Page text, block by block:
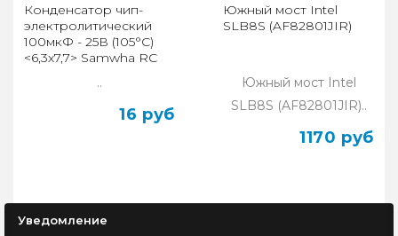
Конденсатор чип-
электролитический
100мкФ - 25В (105°C)
<6,3x7,7> Samwha RC
..
16 руб
Южный мост Intel
SLB8S (AF82801JIR)
Южный мост Intel
SLB8S (AF82801JIR)..
1170 руб
Уведомление